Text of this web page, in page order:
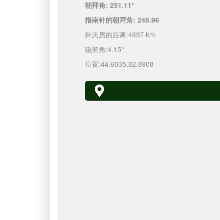
朝拜角: 251.11°
指南针的朝拜角: 246.96
到天房的距离:4697 km
磁偏角:4.15°
位置:44.6035,82.8908